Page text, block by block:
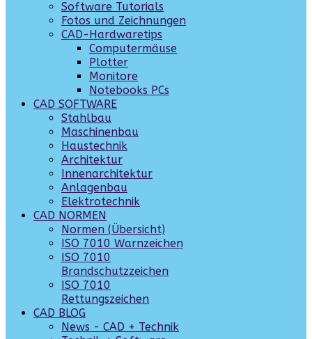
Software Tutorials
Fotos und Zeichnungen
CAD-Hardwaretips
Computermäuse
Plotter
Monitore
Notebooks PCs
CAD SOFTWARE
Stahlbau
Maschinenbau
Haustechnik
Architektur
Innenarchitektur
Anlagenbau
Elektrotechnik
CAD NORMEN
Normen (Übersicht)
ISO 7010 Warnzeichen
ISO 7010
Brandschutzzeichen
ISO 7010
Rettungszeichen
CAD BLOG
News - CAD + Technik